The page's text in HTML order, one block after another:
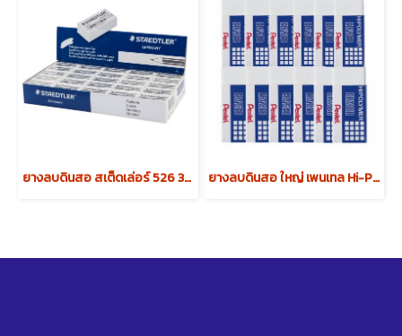
ยางลบดินสอ สเต็ดเล่อร์ 526 35F ก้อนขาว ยางลบดินสอ ใหญ่ เพนเทล Hi-Polymer ZEH-10